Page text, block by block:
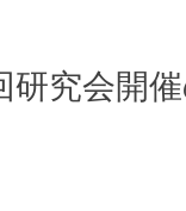
研究会開